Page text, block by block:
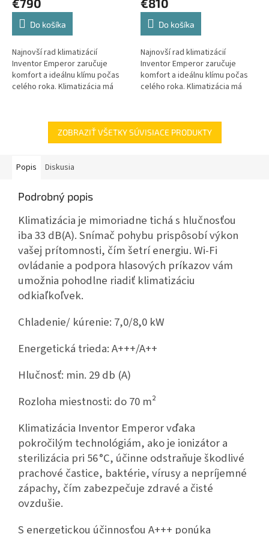
€790
Do košíka
Najnovší rad klimatizácií
Inventor Emperor zaručuje
komfort a ideálnu klímu počas
celého roka. Klimatizácia má
€810
Do košíka
Najnovší rad klimatizácií
Inventor Emperor zaručuje
komfort a ideálnu klímu počas
celého roka. Klimatizácia má
ZOBRAZIŤ VŠETKY SÚVISIACE PRODUKTY
Popis Diskusia
Podrobný popis
Klimatizácia je mimoriadne tichá s hlučnosťou
iba 33 dB(A). Snímač pohybu prispôsobí výkon
vašej prítomnosti, čím šetrí energiu. Wi-Fi
ovládanie a podpora hlasových príkazov vám
umožnia pohodlne riadiť klimatizáciu
odkiaľkoľvek.
Chladenie/ kúrenie: 7,0/8,0 kW
Energetická trieda: A+++/A++
Hlučnosť: min. 29 db (A)
Rozloha miestnosti: do 70 m²
Klimatizácia Inventor Emperor vďaka
pokročilým technológiám, ako je ionizátor a
sterilizácia pri 56 °C, účinne odstraňuje škodlivé
prachové častice, baktérie, vírusy a nepríjemné
zápachy, čím zabezpečuje zdravé a čisté
ovzdušie.
S energetickou účinnosťou A+++ ponúka